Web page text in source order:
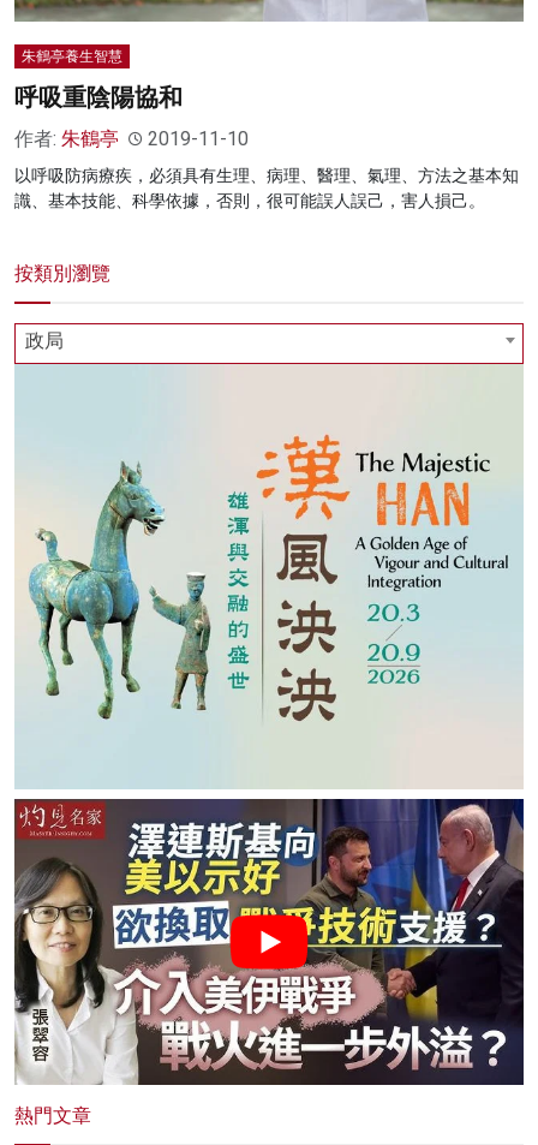
朱鶴亭養生智慧
呼吸重陰陽協和
作者: 朱鶴亭 2019-11-10
以呼吸防病療疾，必須具有生理、病理、醫理、氣理、方法之基本知
識、基本技能、科學依據，否則，很可能誤人誤己，害人損己。
按類別瀏覽
政局
熱門文章